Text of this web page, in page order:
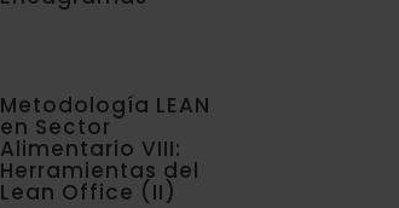
Metodología LEAN
en Sector
Alimentario VIII:
Herramientas del
Lean Office (II)